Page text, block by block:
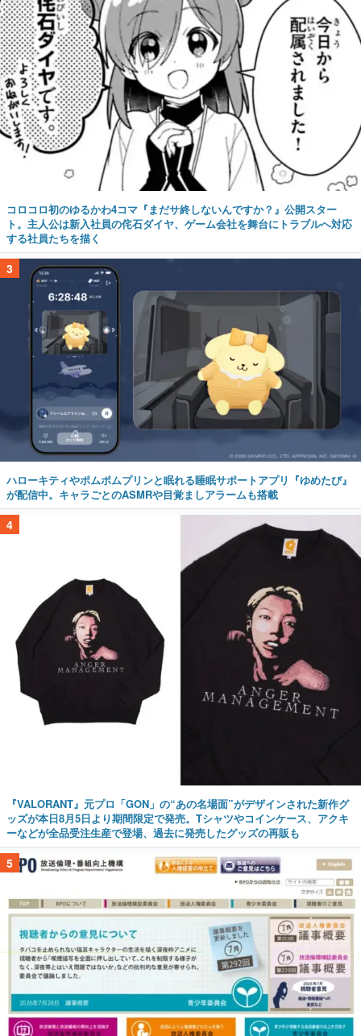
コロコロ初のゆるかわ4コマ『まだサ終しないんですか？』公開スター
ト。主人公は新入社員の侘石ダイヤ、ゲーム会社を舞台にトラブルへ対応
する社員たちを描く
3
ハローキティやポムポムプリンと眠れる睡眠サポートアプリ『ゆめたび』
が配信中。キャラごとのASMRや目覚ましアラームも搭載
4
『VALORANT』元プロ「GON」の“あの名場面”がデザインされた新作グ
ッズが本日8月5日より期間限定で発売。Tシャツやコインケース、アクキ
ーなどが全品受注生産で登場、過去に発売したグッズの再販も
5